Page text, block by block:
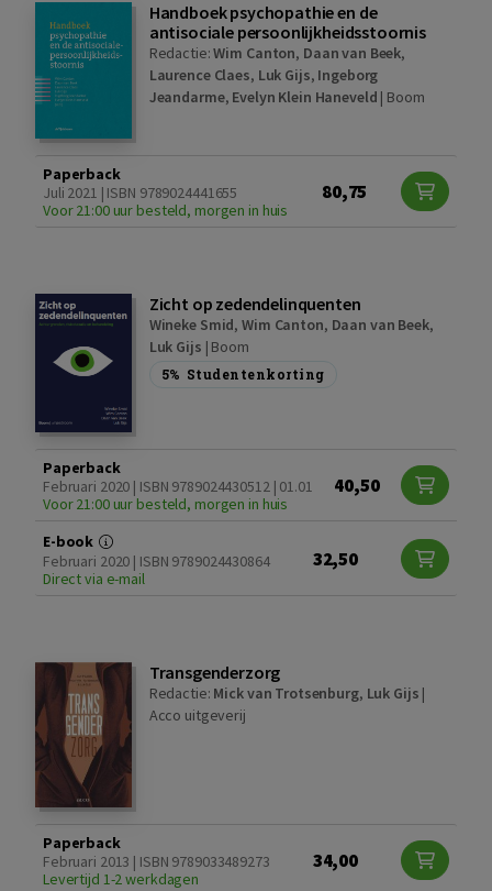
Handboek psychopathie en de
antisociale persoonlijkheidsstoornis
Redactie:Wim Canton, Daan van Beek,
Laurence Claes, Luk Gijs, Ingeborg
Jeandarme, Evelyn Klein Haneveld | Boom
Paperback
Juli 2021 | ISBN 9789024441655
Voor 21:00 uur besteld, morgen in huis
80,75
Zicht op zedendelinquenten
Wineke Smid,Wim Canton, Daan van Beek,
Luk Gijs | Boom
5% Studentenkorting
Paperback
Februari 2020 | ISBN 9789024430512 | 01.01
Voor 21:00 uur besteld, morgen in huis
40,50
E-book
Februari 2020 | ISBN 9789024430864
Direct via e-mail
32,50
Transgenderzorg
Redactie: Mick van Trotsenburg, Luk Gijs |
Acco uitgeverij
Paperback
Februari 2013 | ISBN 9789033489273
Levertijd 1-2 werkdagen
34,00